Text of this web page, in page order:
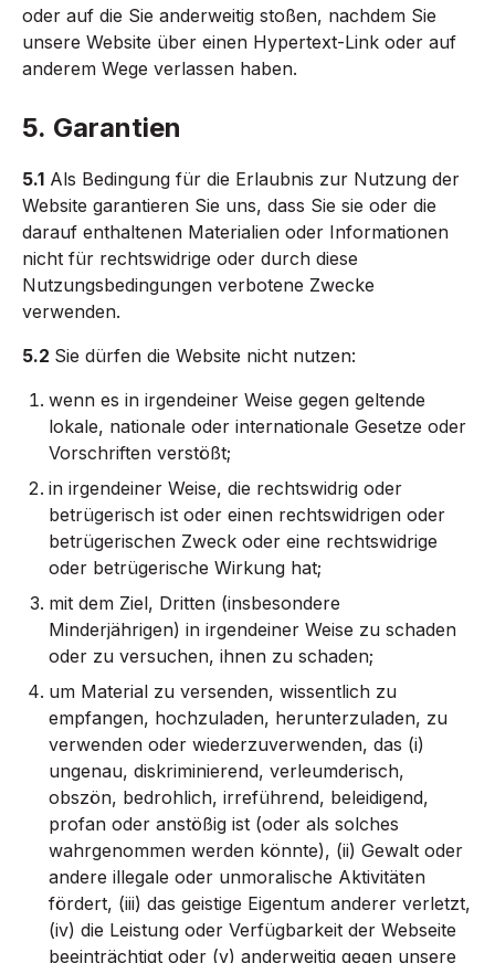
oder auf die Sie anderweitig stoßen, nachdem Sie
unsere Website über einen Hypertext-Link oder auf
anderem Wege verlassen haben.
5. Garantien
5.1 Als Bedingung für die Erlaubnis zur Nutzung der
Website garantieren Sie uns, dass Sie sie oder die
darauf enthaltenen Materialien oder Informationen
nicht für rechtswidrige oder durch diese
Nutzungsbedingungen verbotene Zwecke
verwenden.
5.2 Sie dürfen die Website nicht nutzen:
wenn es in irgendeiner Weise gegen geltende
lokale, nationale oder internationale Gesetze oder
Vorschriften verstößt;
in irgendeiner Weise, die rechtswidrig oder
betrügerisch ist oder einen rechtswidrigen oder
betrügerischen Zweck oder eine rechtswidrige
oder betrügerische Wirkung hat;
mit dem Ziel, Dritten (insbesondere
Minderjährigen) in irgendeiner Weise zu schaden
oder zu versuchen, ihnen zu schaden;
um Material zu versenden, wissentlich zu
empfangen, hochzuladen, herunterzuladen, zu
verwenden oder wiederzuverwenden, das (i)
ungenau, diskriminierend, verleumderisch,
obszön, bedrohlich, irreführend, beleidigend,
profan oder anstößig ist (oder als solches
wahrgenommen werden könnte), (ii) Gewalt oder
andere illegale oder unmoralische Aktivitäten
fördert, (iii) das geistige Eigentum anderer verletzt,
(iv) die Leistung oder Verfügbarkeit der Webseite
beeinträchtigt oder (v) anderweitig gegen unsere